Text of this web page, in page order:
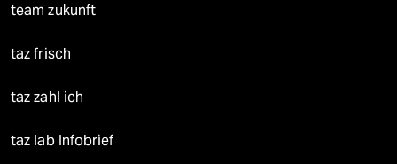
team zukunft
taz frisch
taz zahl ich
taz lab Infobrief